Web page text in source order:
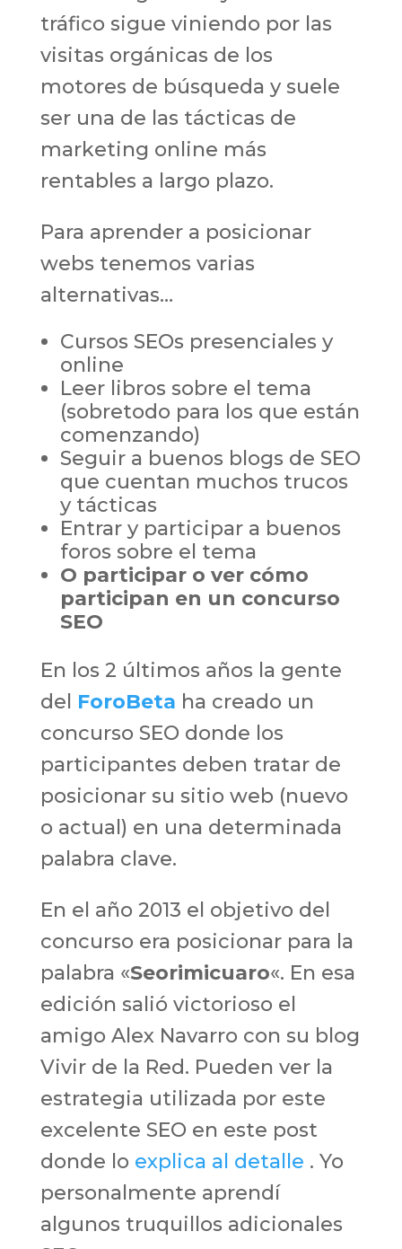
tráfico sigue viniendo por las
visitas orgánicas de los
motores de búsqueda y suele
ser una de las tácticas de
marketing online más
rentables a largo plazo.
Para aprender a posicionar
webs tenemos varias
alternativas…
Cursos SEOs presenciales y
online
Leer libros sobre el tema
(sobretodo para los que están
comenzando)
Seguir a buenos blogs de SEO
que cuentan muchos trucos
y tácticas
Entrar y participar a buenos
foros sobre el tema
O participar o ver cómo
participan en un concurso
SEO
En los 2 últimos años la gente
del ForoBeta ha creado un
concurso SEO donde los
participantes deben tratar de
posicionar su sitio web (nuevo
o actual) en una determinada
palabra clave.
En el año 2013 el objetivo del
concurso era posicionar para la
palabra «Seorimicuaro«. En esa
edición salió victorioso el
amigo Alex Navarro con su blog
Vivir de la Red. Pueden ver la
estrategia utilizada por este
excelente SEO en este post
donde lo explica al detalle . Yo
personalmente aprendí
algunos truquillos adicionales